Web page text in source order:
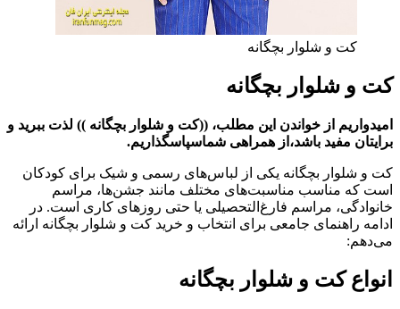
و شلوار بچگانه
بچگانه
از خواندن این مطلب، ((کت و شلوار بچگانه )) لذت ببرید و
مفید باشد،از همراهی شماسپاسگذاریم.
بچگانه یکی از لباس‌های رسمی و شیک برای کودکان
مناسبت‌های مختلف مانند جشن‌ها، مراسم
مراسم فارغ‌التحصیلی یا حتی روزهای کاری است. در
جامعی برای انتخاب و خرید کت و شلوار بچگانه ارائه
کت و شلوار بچگانه